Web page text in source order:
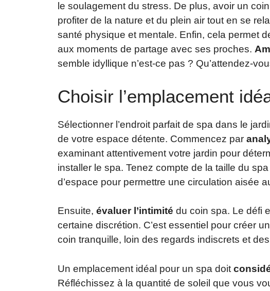
le soulagement du stress. De plus, avoir un
profiter de la nature et du plein air tout en se
santé physique et mentale. Enfin, cela permet
aux moments de partage avec ses proches.
semble idyllique n’est-ce pas ? Qu’attendez-
Choisir l’emplacement
Sélectionner l’endroit parfait de spa dans le
de votre espace détente. Commencez par
examinant attentivement votre jardin pour
installer le spa. Tenez compte de la taille du
d’espace pour permettre une circulation aisée
Ensuite, évaluer l’intimité du coin spa. Le défi
certaine discrétion. C’est essentiel pour créer
coin tranquille, loin des regards indiscrets et
Un emplacement idéal pour un spa doit
Réfléchissez à la quantité de soleil que vous